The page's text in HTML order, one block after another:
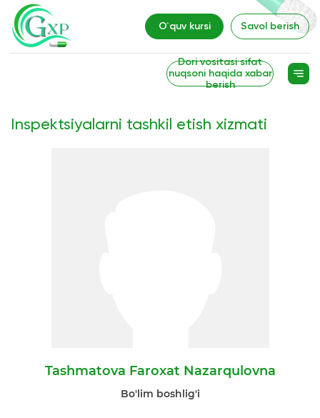
O`quv kursi Savol berish
Dori vositasi sifat
nuqsoni haqida xabar
berish
Inspektsiyalarni tashkil etish xizmati
Tashmatova Faroxat Nazarqulovna
Bo'lim boshlig'i